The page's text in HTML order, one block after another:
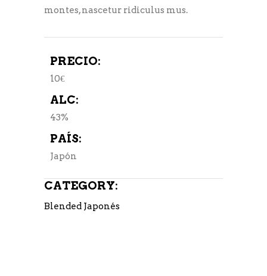
montes, nascetur ridiculus mus.
PRECIO:
10€
ALC:
43%
PAÍS:
Japón
CATEGORY:
Blended Japonés